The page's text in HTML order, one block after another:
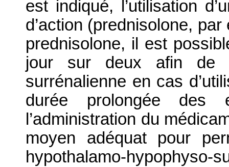
est indiqué, l’utilisation
d’action (prednisolone,
prednisolone, il est
jour sur deux afin de
surrénalienne en cas
durée prolongée des
l’administration du
moyen adéquat pour
hypothalamo-hypophyso-